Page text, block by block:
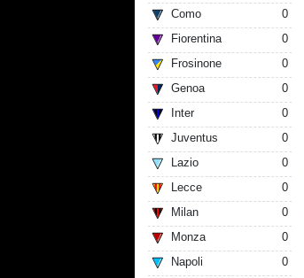
Como
0
Fiorentina
0
Frosinone
0
Genoa
0
Inter
0
Juventus
0
Lazio
0
Lecce
0
Milan
0
Monza
0
Napoli
0